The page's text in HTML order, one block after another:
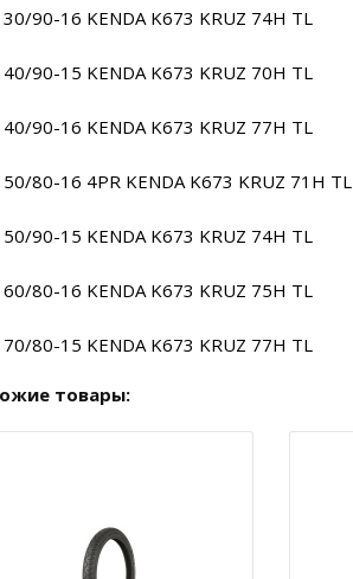
90-16 KENDA K673 KRUZ 74H TL
90-15 KENDA K673 KRUZ 70H TL
90-16 KENDA K673 KRUZ 77H TL
80-16 4PR KENDA K673 KRUZ 71H TL
90-15 KENDA K673 KRUZ 74H TL
80-16 KENDA K673 KRUZ 75H TL
80-15 KENDA K673 KRUZ 77H TL
товары: